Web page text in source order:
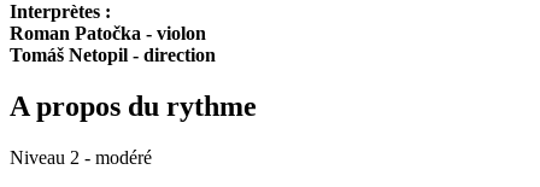
Interprètes :
Roman Patočka - violon
Tomáš Netopil - direction
A propos du rythme
Niveau 2 - modéré